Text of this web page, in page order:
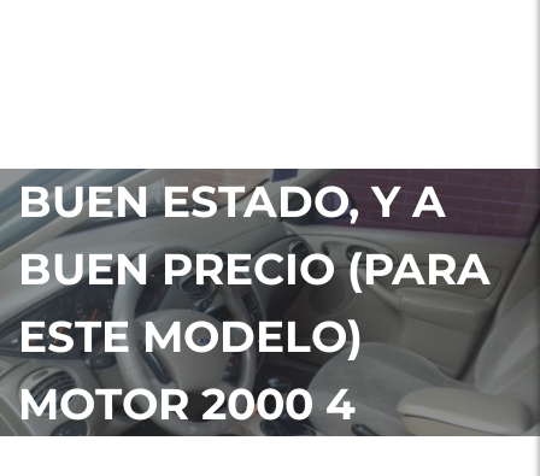
BUEN ESTADO, Y A
BUEN PRECIO (PARA
ESTE MODELO)
MOTOR 2000 4